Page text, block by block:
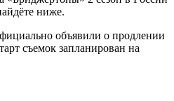
ниже.
объявили о продлении
съемок запланирован на